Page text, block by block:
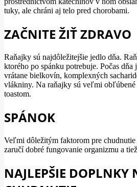
tuky, ale chráni aj telo pred chorobami.
ZAČNITE ŽIŤ ZDRAVO
Raňajky sú najdôležitejšie jedlo dňa.
ktorého po spánku potrebuje. Počas dňa
vrátane bielkovín, komplexných
vlákniny. Na raňajky sú veľmi obľúbené
toastom.
SPÁNOK
Veľmi dôležitým faktorom pre
zaručí dobré fungovanie organizmu a
NAJLEPŠIE DOPLNKY